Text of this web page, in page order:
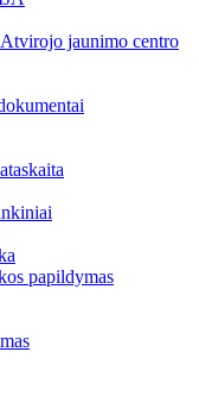
jaunimo centro
papildymas